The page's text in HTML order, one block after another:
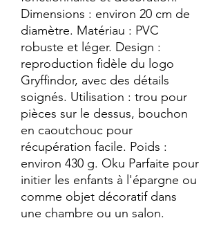
Dimensions : environ 20 cm de
diamètre. Matériau : PVC
robuste et léger. Design :
reproduction fidèle du logo
Gryffindor, avec des détails
soignés. Utilisation : trou pour
pièces sur le dessus, bouchon
en caoutchouc pour
récupération facile. Poids :
environ 430 g. Oku Parfaite pour
initier les enfants à l'épargne ou
comme objet décoratif dans
une chambre ou un salon.